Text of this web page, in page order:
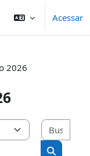
Acessar
2026